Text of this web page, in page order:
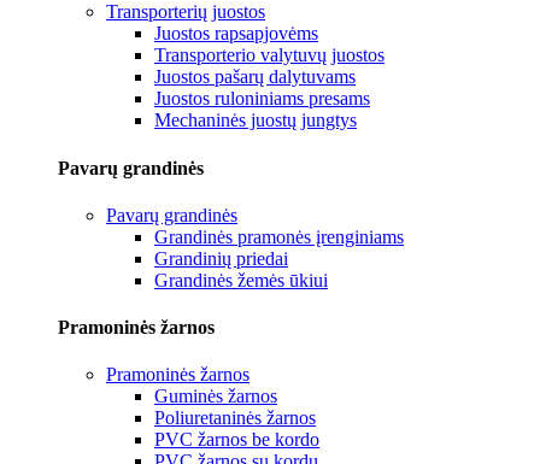
Transporterių juostos
Juostos rapsapjovėms
Transporterio valytuvų juostos
Juostos pašarų dalytuvams
Juostos ruloniniams presams
Mechaninės juostų jungtys
Pavarų grandinės
Pavarų grandinės
Grandinės pramonės įrenginiams
Grandinių priedai
Grandinės žemės ūkiui
Pramoninės žarnos
Pramoninės žarnos
Guminės žarnos
Poliuretaninės žarnos
PVC žarnos be kordo